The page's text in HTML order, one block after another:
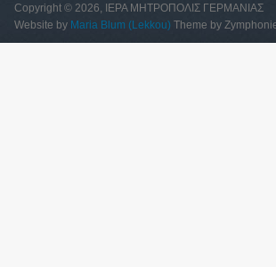
Copyright © 2026, ΙΕΡΑ ΜΗΤΡΟΠΟΛΙΣ ΓΕΡΜΑΝΙΑΣ
Website by Maria Blum (Lekkou) Theme by